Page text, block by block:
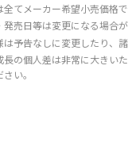
てメーカー希望小売価格で
売日等は変更になる場合が
は予告なしに変更したり、
長の個人差は非常に大きい
い。